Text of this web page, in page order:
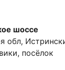
шоссе
обл,
посёлок